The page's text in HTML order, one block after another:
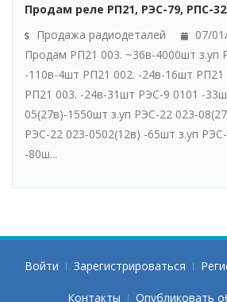
Продам реле РП21, РЭС-79, РПС-
Продажа радиодеталей
07/
Продам РП21 003. ~36в-4000шт з.уп
-110в-4шт РП21 002. -24в-16шт РП21
РП21 003. -24в-31шт РЭС-9 0101 -
05(27в)-1550шт з.уп РЭС-22 023-
РЭС-22 023-0502(12в) -65шт з.уп
-80ш...
Войти Зарегистрироваться
Контакты Опубликовать